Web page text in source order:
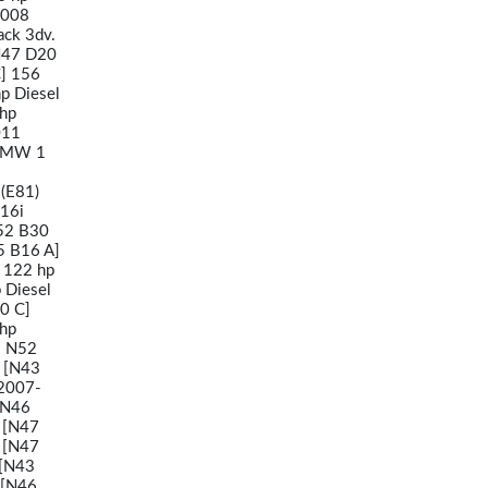
3dv.
D20
156
Diesel
1
B30
B16 A]
122 hp
C]
N52
[N43
[N47
[N47